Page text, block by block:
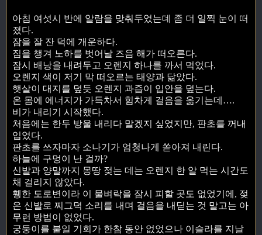
아침 여섯시 반에 알람을 맞춰두었는데 좀 더 일찍 눈이 떠
졌다.
잠을 잘 잔 덕에 개운하다.
짐을 챙겨 노하를 벗어날 즈음 해가 떠오른다.
잠시 배낭을 내려두고 오렌지 하나를 까서 먹었다.
오렌지 색이 저기 막 떠오르는 태양과 닮았다.
햇살이 대지를 덮듯 오렌지 과즙이 입안을 덮는다.
온 몸에 에너지가 가득차서 힘차게 걸음을 옮기는데….
비가 내리기 시작했다.
처음에는 한두 방울 내리다 말겠지 싶었지만, 판초를 꺼내
입었다.
판초를 쓰자마자 소나기가 엄청나게 쏟아져 내린다.
하늘에 구멍이 난 걸까?
신발과 양말까지 몽땅 젖는 데는 오렌지 한 알 먹는 시간도
채 걸리지 않았다.
휑한 도로변이라 이 물벼락을 잠시 피할 곳도 없었기에, 젖
은 신발로 찌그덕 소리를 내며 걸음을 내딛는 것 말고는 아
무런 방법이 없었다.
궁둥이를 붙일 기회가 한참 동안 없었으나 이슬라를 지날